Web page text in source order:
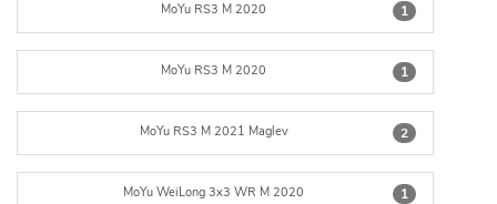
1
MoYu RS3 M 2020
1
MoYu RS3 M 2020
2
MoYu RS3 M 2021 Maglev
1
MoYu WeiLong 3x3 WR M 2020